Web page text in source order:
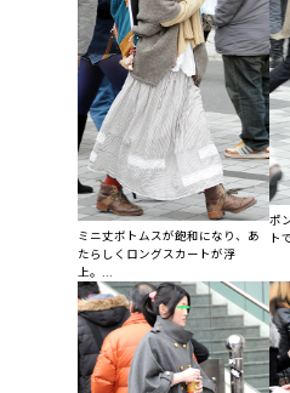
ミニ丈ボトムスが飽和になり、あ
たらしくロングスカートが浮
上。...
ポ
ト